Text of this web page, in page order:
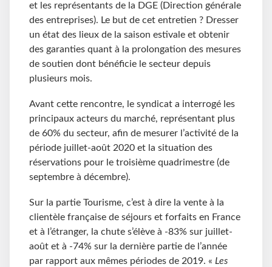
et les représentants de la DGE (Direction générale
des entreprises). Le but de cet entretien ? Dresser
un état des lieux de la saison estivale et obtenir
des garanties quant à la prolongation des mesures
de soutien dont bénéficie le secteur depuis
plusieurs mois.
Avant cette rencontre, le syndicat a interrogé les
principaux acteurs du marché, représentant plus
de 60% du secteur, afin de mesurer l’activité de la
période juillet-août 2020 et la situation des
réservations pour le troisième quadrimestre (de
septembre à décembre).
Sur la partie Tourisme, c’est à dire la vente à la
clientèle française de séjours et forfaits en France
et à l’étranger, la chute s’élève à -83% sur juillet-
août et à -74% sur la dernière partie de l’année
par rapport aux mêmes périodes de 2019. « Les